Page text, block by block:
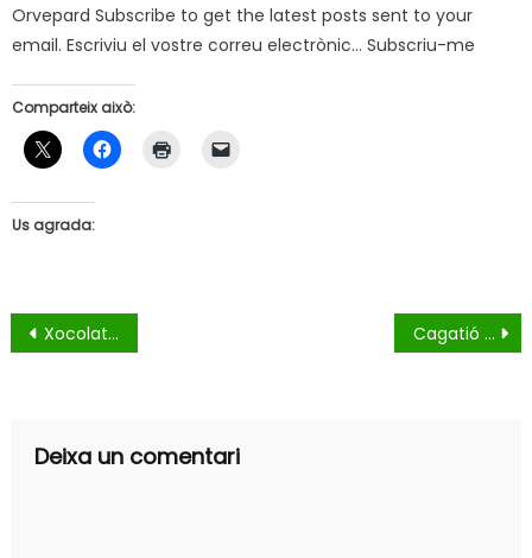
Orvepard Subscribe to get the latest posts sent to your
email. Escriviu el vostre correu electrònic… Subscriu-me
Comparteix això:
Us agrada:
Navegació
Xocolatada Nadalenca d’ACIP Cagatió a Pardinyes
Deixa un comentari